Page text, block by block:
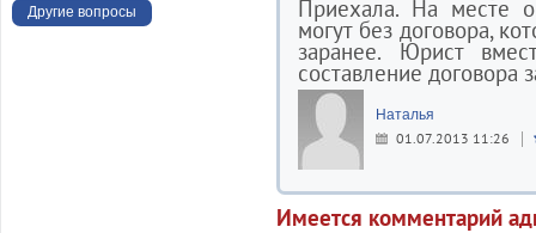
Приехала. На месте
могут без договора,
заранее. Юрист
составление договора
Наталья
01.07.2013 11:26
Имеется комментарий
Другие вопросы